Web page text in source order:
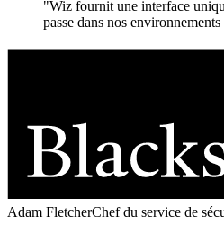
"Wiz fournit une interface
passe dans nos
Adam FletcherChef du service de